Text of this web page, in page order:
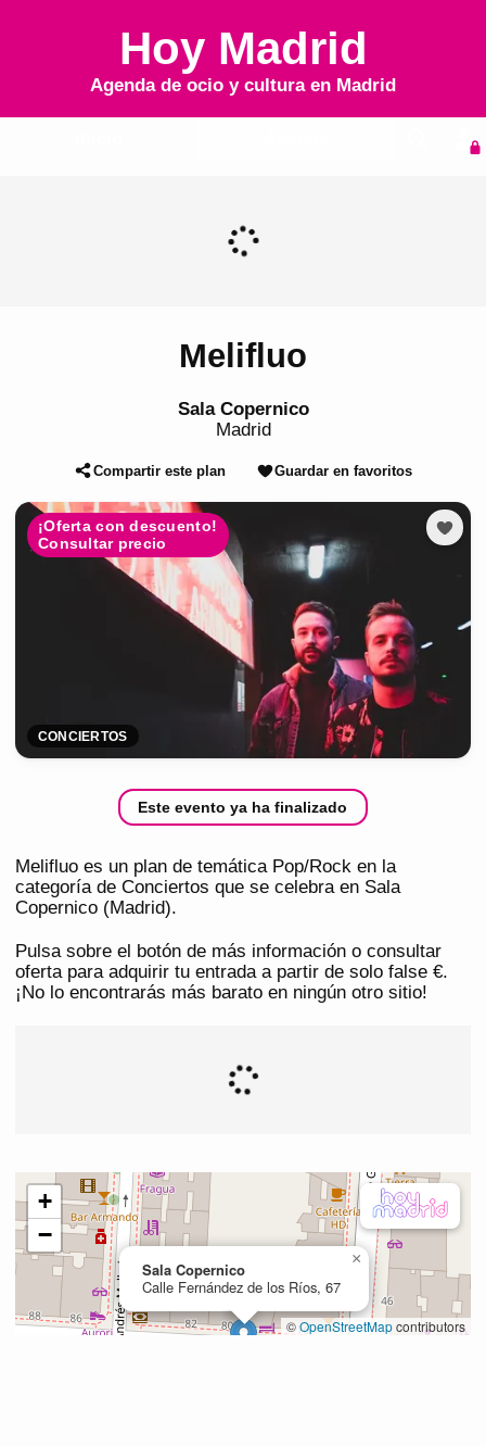
Hoy Madrid
Agenda de ocio y cultura en Madrid
Melifluo
Sala Copernico
Madrid
Compartir este plan Guardar en favoritos
¡Oferta con descuento!
Consultar precio
CONCIERTOS
Este evento ya ha finalizado
Melifluo es un plan de temática Pop/Rock en la
categoría de Conciertos que se celebra en Sala
Copernico (Madrid).
Pulsa sobre el botón de más información o consultar
oferta para adquirir tu entrada a partir de solo false €.
¡No lo encontrarás más barato en ningún otro sitio!